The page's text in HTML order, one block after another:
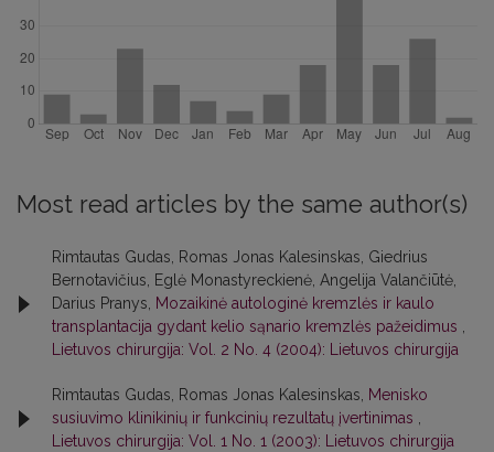
Most read articles by the same author(s)
Rimtautas Gudas, Romas Jonas Kalesinskas, Giedrius
Bernotavičius, Eglė Monastyreckienė, Angelija Valančiūtė,
Darius Pranys,
Mozaikinė autologinė kremzlės ir kaulo
transplantacija gydant kelio sąnario kremzlės pažeidimus
Lietuvos chirurgija: Vol. 2 No. 4 (2004): Lietuvos chirurgija
Rimtautas Gudas, Romas Jonas Kalesinskas,
Menisko
susiuvimo klinikinių ir funkcinių rezultatų įvertinimas
Lietuvos chirurgija: Vol. 1 No. 1 (2003): Lietuvos chirurgija